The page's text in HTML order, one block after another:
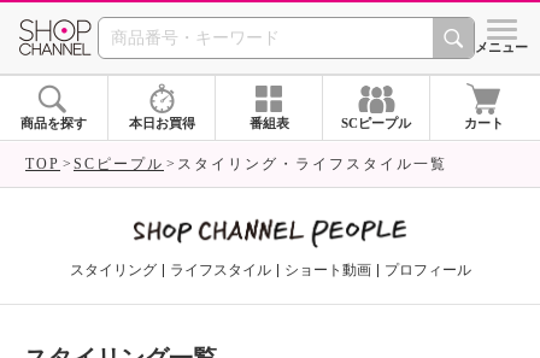
SHOP CHANNEL シメニュー
商品を探す 本日お買得 番組表 SCピープル カート
TOP SCピープル スタイリング・ライフスタイル一覧
スタイリング ライフスタイル ショート動画 プロフィール